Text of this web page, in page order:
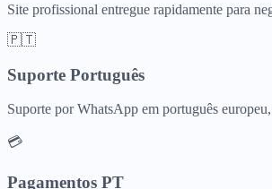
Site profissional entregue rapidamente para
🇵🇹
Suporte Português
Suporte por WhatsApp em português
💳
Pagamentos PT